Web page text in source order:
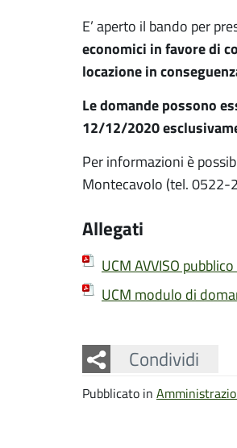
E’ aperto il bando per
economici in favore di
locazione in
Le domande possono
12/12/2020
Per informazioni è
Montecavolo (tel.
Allegati
UCM AVVISO
UCM modulo di
Condividi
Facebook
Twitter
Whatsapp
Pubblicato in